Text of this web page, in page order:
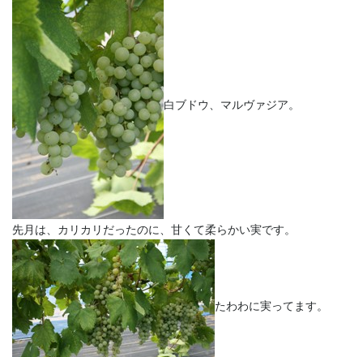
白ブドウ、マルヴァジア。
先月は、カリカリだったのに、甘くて柔らかい実です。
たわわに実ってます。